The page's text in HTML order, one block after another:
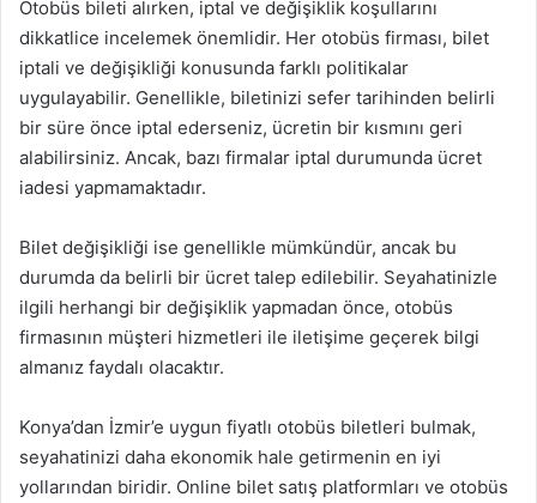
Otobüs bileti alırken, iptal ve değişiklik koşullarını
dikkatlice incelemek önemlidir. Her otobüs firması, bilet
iptali ve değişikliği konusunda farklı politikalar
uygulayabilir. Genellikle, biletinizi sefer tarihinden belirli
bir süre önce iptal ederseniz, ücretin bir kısmını geri
alabilirsiniz. Ancak, bazı firmalar iptal durumunda ücret
iadesi yapmamaktadır.
Bilet değişikliği ise genellikle mümkündür, ancak bu
durumda da belirli bir ücret talep edilebilir. Seyahatinizle
ilgili herhangi bir değişiklik yapmadan önce, otobüs
firmasının müşteri hizmetleri ile iletişime geçerek bilgi
almanız faydalı olacaktır.
Konya’dan İzmir’e uygun fiyatlı otobüs biletleri bulmak,
seyahatinizi daha ekonomik hale getirmenin en iyi
yollarından biridir. Online bilet satış platformları ve otobüs